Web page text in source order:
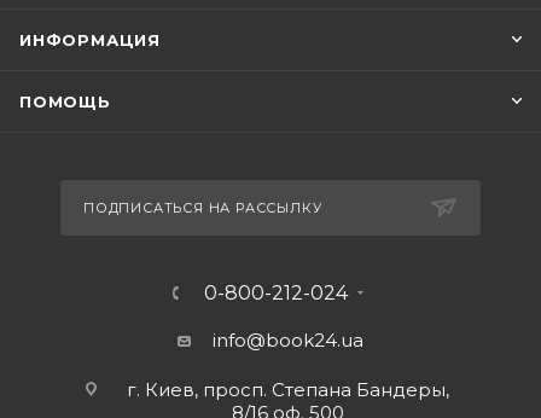
ИНФОРМАЦИЯ
ПОМОЩЬ
ПОДПИСАТЬСЯ НА РАССЫЛКУ
0-800-212-024
info@book24.ua
г. Киев, просп. Степана Бандеры,
8/16 оф. 500